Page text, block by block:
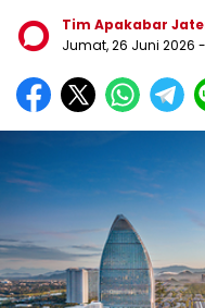
Tim Apakabar
Jumat, 26 Juni 2026 -